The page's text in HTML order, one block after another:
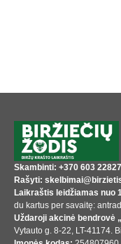
Skambinti: +370 603 22827
Rašyti:
Laikraštis leidžiamas nuo
du kartus per savaitę:
Uždaroji akcinė bendrovė
Vytauto g. 8-22, LT-41174.